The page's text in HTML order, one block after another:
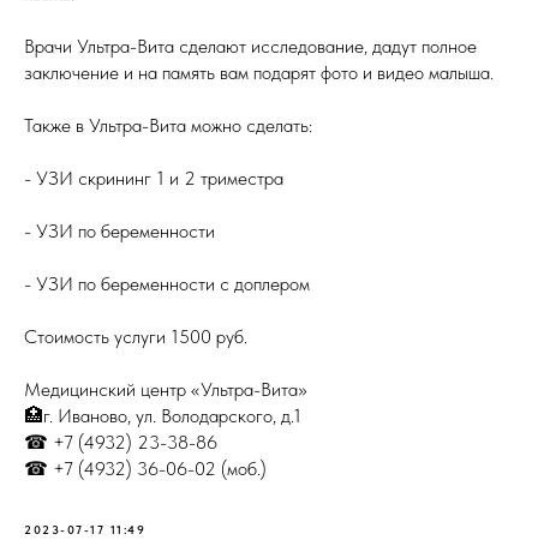
Врачи Ультра-Вита сделают исследование, дадут полное
заключение и на память вам подарят фото и видео малыша.
Также в Ультра-Вита можно сделать:
- УЗИ скрининг 1 и 2 триместра
- УЗИ по беременности
- УЗИ по беременности с доплером
Стоимость услуги 1500 руб.
Медицинский центр «Ультра-Вита»
🏥г. Иваново, ул. Володарского, д.1
☎ +7 (4932) 23-38-86
☎ +7 (4932) 36-06-02 (моб.)
2023-07-17 11:49